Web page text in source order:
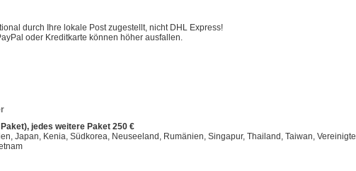
durch Ihre lokale Post zugestellt, nicht DHL Express!
oder Kreditkarte können höher ausfallen.
jedes weitere Paket 250 €
Japan, Kenia, Südkorea, Neuseeland, Rumänien, Singapur, Thailand, Taiwan, Vereinigte